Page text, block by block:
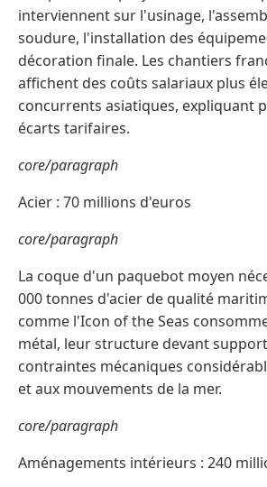
interviennent sur l'usinage,
soudure, l'installation des
décoration finale. Les chantiers
affichent des coûts salariaux plus
concurrents asiatiques, expliquant
écarts tarifaires.
core/paragraph
Acier : 70 millions d'euros
core/paragraph
La coque d'un paquebot moyen
000 tonnes d'acier de qualité
comme l'Icon of the Seas
métal, leur structure devant
contraintes mécaniques
et aux mouvements de la mer.
core/paragraph
Aménagements intérieurs : 240